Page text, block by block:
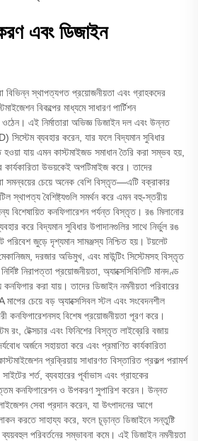
এবং ডিজাইন
বিভিন্ন স্থাপত্যগত প্রয়োজনীয়তা এবং গ্রাহকদের
বিকল্পের মাধ্যমে সাধারণ পার্টিশন
ওঠেন। এই নির্মাতারা অভিজ্ঞ ডিজাইন দল এবং উন্নত
সিস্টেম ব্যবহার করেন, যার ফলে বিদ্যমান সুবিধার
হওয়া যায় এমন কাস্টমাইজড সমাধান তৈরি করা সম্ভব হয়,
কার্যকারিতা উভয়কেই অপটিমাইজ করে। তাদের
সমন্বয়ের চেয়ে অনেক বেশি বিস্তৃত—এটি বক্রাকার
স্থাপত্য বৈশিষ্ট্যগুলি সমর্থন করে এমন বহু-স্তরীয়
বিশেষায়িত কনফিগারেশন পর্যন্ত বিস্তৃত। রঙ মিলানোর
করে বিদ্যমান সুবিধার উপাদানগুলির সাথে নির্ভুল রঙ
জুড়ে দৃশ্যমান সামঞ্জস্য নিশ্চিত হয়। টয়লেট
দরজার অভিমুখ, এবং মাউন্টিং সিস্টেমসহ বিস্তৃত
নিরাপত্তা প্রয়োজনীয়তা, অ্যাক্সেসিবিলিটি মানদণ্ড
কনফিগার করা যায়। তাদের ডিজাইন নমনীয়তা পরিবারের
মাপের চেয়ে বড় অ্যাক্সেসিবল স্টল এবং সংবেদনশীল
কনফিগারেশনসহ বিশেষ প্রয়োজনীয়তা পূরণ করে।
রং, টেক্সচার এবং ফিনিশের বিস্তৃত লাইব্রেরি বজায়
অর্জনে সহায়তা করে এবং প্রমাণিত কার্যকারিতা
প্রক্রিয়ায় সাধারণত বিস্তারিত প্রকল্প পরামর্শ
শর্ত, ব্যবহারের পূর্বাভাস এবং গ্রাহকের
কনফিগারেশন ও উপকরণ সুপারিশ করেন। উন্নত
সেবা প্রদান করেন, যা উৎপাদনের আগে
করতে সাহায্য করে, ফলে চূড়ান্ত ডিজাইনে সন্তুষ্টি
পরিবর্তনের সম্ভাবনা কমে। এই ডিজাইন নমনীয়তা